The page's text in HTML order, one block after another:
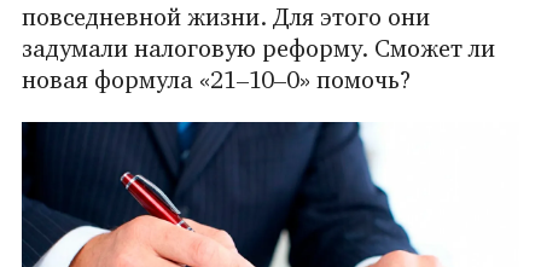
повседневной жизни. Для этого они
задумали налоговую реформу. Сможет ли
новая формула «21–10–0» помочь?